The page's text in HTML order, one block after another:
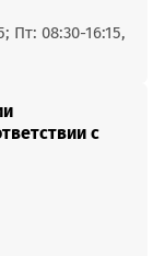
Пт: 08:30-16:15,
с